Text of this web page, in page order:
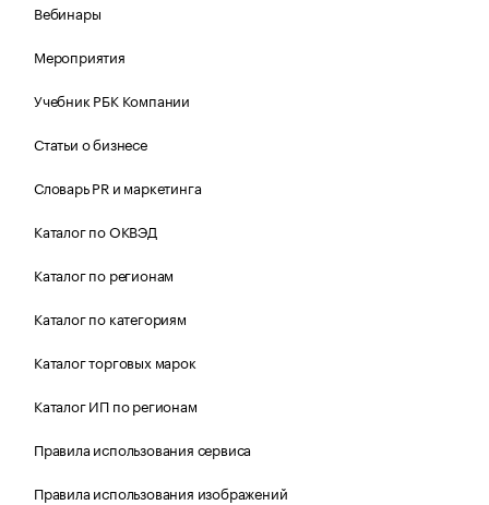
Вебинары
Мероприятия
Учебник РБК Компании
Статьи о бизнесе
Словарь PR и маркетинга
Каталог по ОКВЭД
Каталог по регионам
Каталог по категориям
Каталог торговых марок
Каталог ИП по регионам
Правила использования сервиса
Правила использования изображений